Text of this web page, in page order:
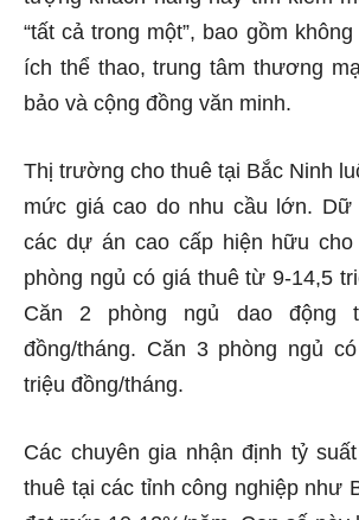
“tất cả trong một”, bao gồm
ích thể thao, trung tâm thương
bảo và cộng đồng văn minh.
Thị trường cho thuê tại Bắc Ninh
mức giá cao do nhu cầu lớn.
các dự án cao cấp hiện hữu
phòng ngủ có giá thuê từ 9-14,5
Căn 2 phòng ngủ dao động
đồng/tháng. Căn 3 phòng ngủ
triệu đồng/tháng.
Các chuyên gia nhận định tỷ
thuê tại các tỉnh công nghiệp như